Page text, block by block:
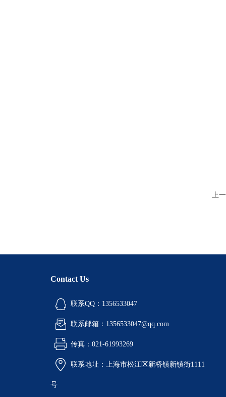
上
Contact Us
联系QQ：1356533047
联系邮箱：1356533047@qq.com
传真：021-61993269
联系地址：上海市松江区新桥镇新镇街1111
号